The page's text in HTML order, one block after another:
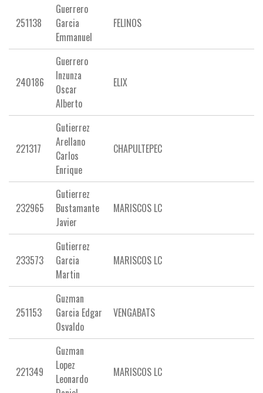
251138
Guerrero
Garcia
Emmanuel
FELINOS
240186
Guerrero
Inzunza
Oscar
Alberto
ELIX
221317
Gutierrez
Arellano
Carlos
Enrique
CHAPULTEPEC
232965
Gutierrez
Bustamante
Javier
MARISCOS LC
233573
Gutierrez
Garcia
Martin
MARISCOS LC
251153
Guzman
Garcia Edgar
Osvaldo
VENGABATS
221349
Guzman
Lopez
Leonardo
MARISCOS LC